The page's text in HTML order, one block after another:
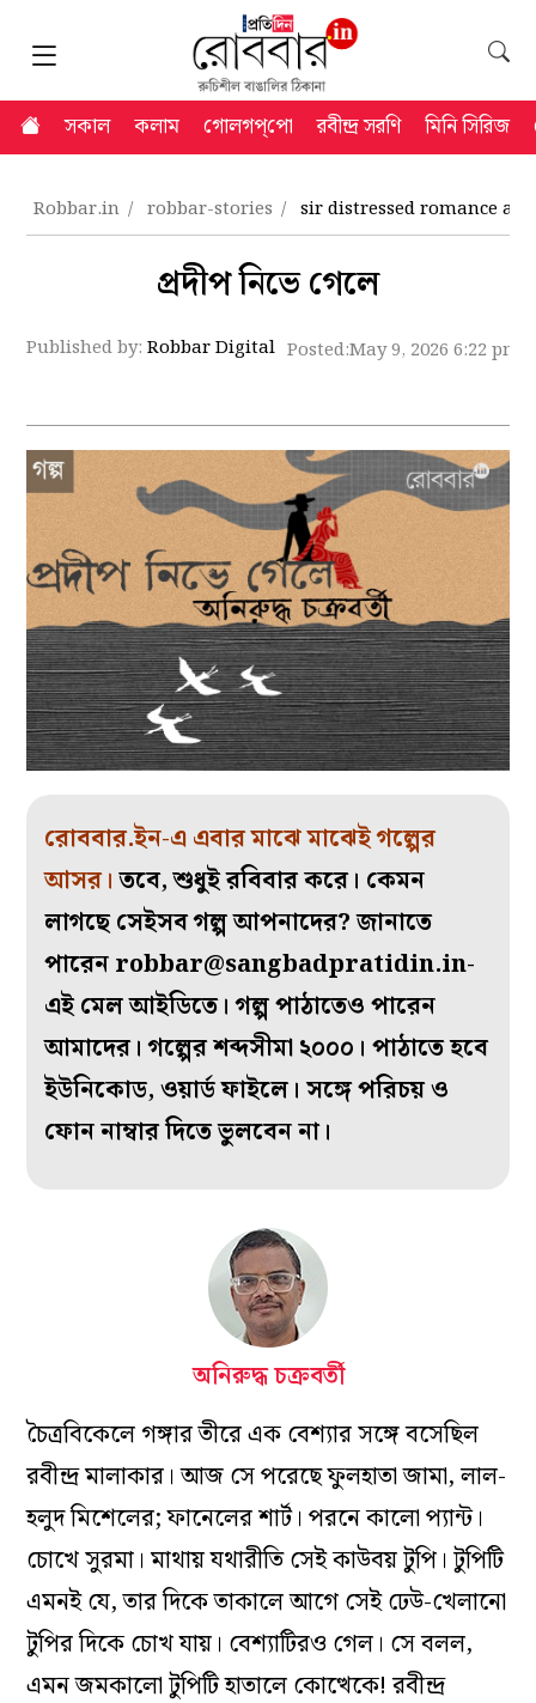
সকাল কলাম গোলগপ্‌পো রবীন্দ্র সরণি মিনি সিরিজ
Robbar.in robbar-stories sir distressed romance
প্রদীপ নিভে গেলে
Published by:Robbar Digital Posted:May 9, 2026 6:22 pm
রোববার.ইন-এ এবার মাঝে মাঝেই গল্পের
আসর।তবে, শুধুই রবিবার করে। কেমন
লাগছে সেইসব গল্প আপনাদের? জানাতে
পারেনrobbar@sangbadpratidin.in-
এই মেল আইডিতে। গল্প পাঠাতেও পারেন
আমাদের। গল্পের শব্দসীমা ২০০০। পাঠাতে হবে
ইউনিকোড, ওয়ার্ড ফাইলে। সঙ্গে পরিচয় ও
ফোন নাম্বার দিতে ভুলবেন না।
অনিরুদ্ধ চক্রবর্তী
চৈত্রবিকেলে গঙ্গার তীরে এক বেশ্যার সঙ্গে বসেছিল
রবীন্দ্র মালাকার। আজ সে পরেছে ফুলহাতা জামা, লাল-
হলুদ মিশেলের; ফানেলের শার্ট। পরনে কালো প্যান্ট।
চোখে সুরমা। মাথায় যথারীতি সেই কাউবয় টুপি। টুপিটি
এমনই যে, তার দিকে তাকালে আগে সেই ঢেউ-খেলানো
টুপির দিকে চোখ যায়। বেশ্যাটিরও গেল। সে বলল,
এমন জমকালো টুপিটি হাতালে কোত্থেকে! রবীন্দ্র